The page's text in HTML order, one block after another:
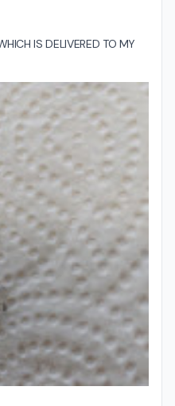
IS DELIVERED TO MY